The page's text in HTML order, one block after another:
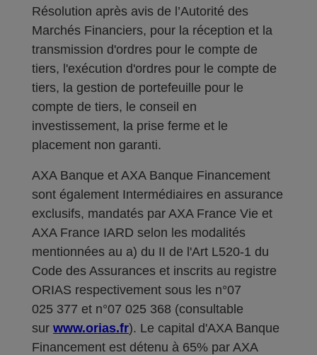
Résolution après avis de l’Autorité des
Marchés Financiers, pour la réception et la
transmission d'ordres pour le compte de
tiers, l'exécution d'ordres pour le compte de
tiers, la gestion de portefeuille pour le
compte de tiers, le conseil en
investissement, la prise ferme et le
placement non garanti.
AXA Banque et AXA Banque Financement
sont également Intermédiaires en assurance
exclusifs, mandatés par AXA France Vie et
AXA France IARD selon les modalités
mentionnées au a) du II de l'Art L520-1 du
Code des Assurances et inscrits au registre
ORIAS respectivement sous les n°07
025 377 et n°07 025 368 (consultable
sur www.orias.fr). Le capital d'AXA Banque
Financement est détenu à 65% par AXA